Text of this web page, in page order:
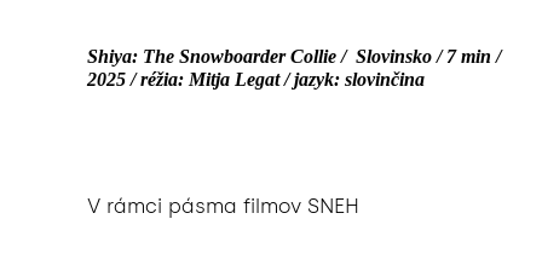
Shiya: The Snowboarder Collie / Slovinsko / 7 min /
2025 / réžia: Mitja Legat / jazyk: slovinčina
V rámci pásma filmov SNEH